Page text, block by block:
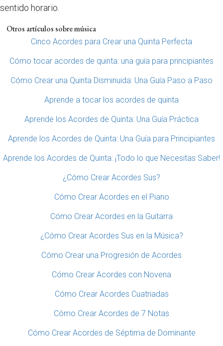
sentido horario.
Otros artículos sobre música
Cinco Acordes para Crear una Quinta Perfecta
Cómo tocar acordes de quinta: una guía para principiantes
Cómo Crear una Quinta Disminuida: Una Guía Paso a Paso
Aprende a tocar los acordes de quinta
Aprende los Acordes de Quinta: Una Guía Práctica
Aprende los Acordes de Quinta: Una Guía para Principiantes
Aprende los Acordes de Quinta: ¡Todo lo que Necesitas Saber!
¿Cómo Crear Acordes Sus?
Cómo Crear Acordes en el Piano
Cómo Crear Acordes en la Guitarra
¿Cómo Crear Acordes Sus en la Música?
Cómo Crear una Progresión de Acordes
Cómo Crear Acordes con Novena
Cómo Crear Acordes Cuatriadas
Cómo Crear Acordes de 7 Notas
Cómo Crear Acordes de Séptima de Dominante